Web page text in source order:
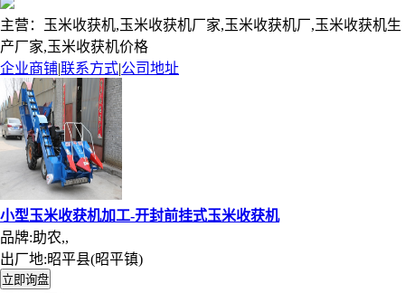
主营：玉米收获机,玉米收获机厂家,玉米收获机厂,玉米收获机生
产厂家,玉米收获机价格
企业商铺|联系方式|公司地址
小型玉米收获机加工-开封前挂式玉米收获机
品牌:助农,,
出厂地:昭平县(昭平镇)